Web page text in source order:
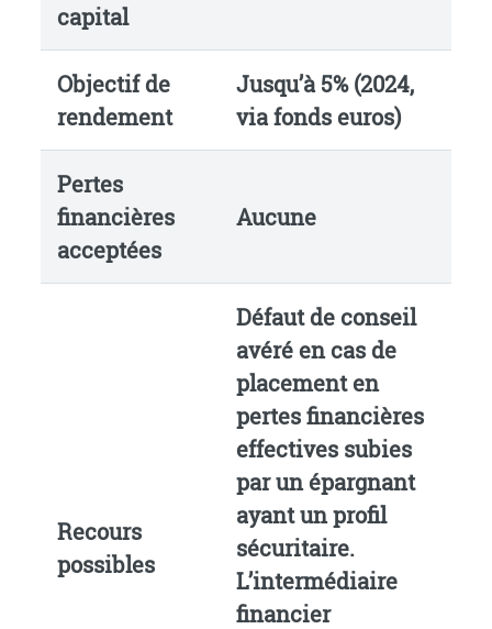
capital
Objectif de
rendement
Jusqu’à 5% (2024,
via fonds euros)
Pertes
financières
acceptées
Aucune
Recours
possibles
Défaut de conseil
avéré en cas de
placement en
pertes financières
effectives subies
par un épargnant
ayant un profil
sécuritaire.
L’intermédiaire
financier